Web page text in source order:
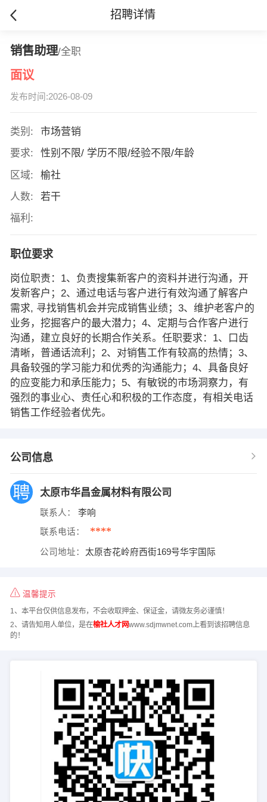
招聘详情
销售助理/全职
面议
发布时间:2026-08-09
类别:
市场营销
要求:
性别不限/ 学历不限/经验不限/年龄
区域:
榆社
人数:
若干
福利:
职位要求
岗位职责：1、负责搜集新客户的资料并进行沟通，开
发新客户；2、通过电话与客户进行有效沟通了解客户
需求, 寻找销售机会并完成销售业绩；3、维护老客户的
业务，挖掘客户的最大潜力；4、定期与合作客户进行
沟通，建立良好的长期合作关系。任职要求：1、口齿
清晰，普通话流利；2、对销售工作有较高的热情；3、
具备较强的学习能力和优秀的沟通能力；4、具备良好
的应变能力和承压能力；5、有敏锐的市场洞察力，有
强烈的事业心、责任心和积极的工作态度，有相关电话
销售工作经验者优先。
公司信息
太原市华昌金属材料有限公司
联系人： 李响
联系电话： ****
公司地址： 太原杏花岭府西街169号华宇国际
温馨提示
1、本平台仅供信息发布，不会收取押金、保证金，请微友务必谨慎！
2、请告知用人单位，是在榆社人才网www.sdjmwnet.com上看到该招聘信息
的！